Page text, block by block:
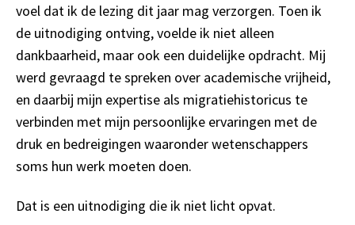
voel dat ik de lezing dit jaar mag verzorgen. Toen ik
de uitnodiging ontving, voelde ik niet alleen
dankbaarheid, maar ook een duidelijke opdracht. Mij
werd gevraagd te spreken over academische vrijheid,
en daarbij mijn expertise als migratiehistoricus te
verbinden met mijn persoonlijke ervaringen met de
druk en bedreigingen waaronder wetenschappers
soms hun werk moeten doen.
Dat is een uitnodiging die ik niet licht opvat.